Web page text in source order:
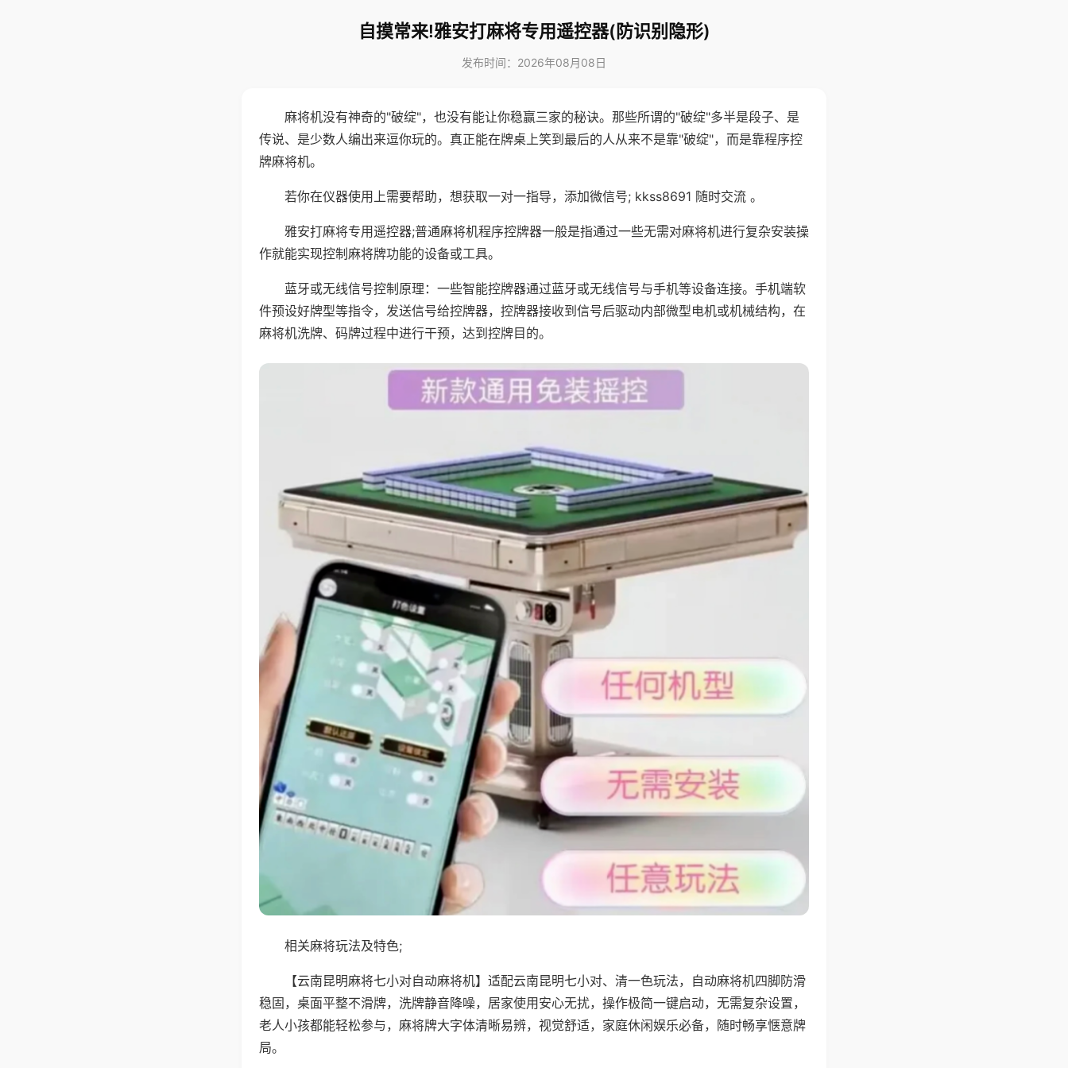
自摸常来!雅安打麻将专用遥控器(防识别隐形)
发布时间：2026年08月08日
麻将机没有神奇的"破绽"，也没有能让你稳赢三家的秘诀。那些所谓的"破绽"多半是段子、是
传说、是少数人编出来逗你玩的。真正能在牌桌上笑到最后的人从来不是靠"破绽"，而是靠程序控
牌麻将机。
若你在仪器使用上需要帮助，想获取一对一指导，添加微信号; kkss8691 随时交流 。
雅安打麻将专用遥控器;普通麻将机程序控牌器一般是指通过一些无需对麻将机进行复杂安装操
作就能实现控制麻将牌功能的设备或工具。
蓝牙或无线信号控制原理：一些智能控牌器通过蓝牙或无线信号与手机等设备连接。手机端软
件预设好牌型等指令，发送信号给控牌器，控牌器接收到信号后驱动内部微型电机或机械结构，在
麻将机洗牌、码牌过程中进行干预，达到控牌目的。
相关麻将玩法及特色;
【云南昆明麻将七小对自动麻将机】适配云南昆明七小对、清一色玩法，自动麻将机四脚防滑
稳固，桌面平整不滑牌，洗牌静音降噪，居家使用安心无扰，操作极简一键启动，无需复杂设置，
老人小孩都能轻松参与，麻将牌大字体清晰易辨，视觉舒适，家庭休闲娱乐必备，随时畅享惬意牌
局。